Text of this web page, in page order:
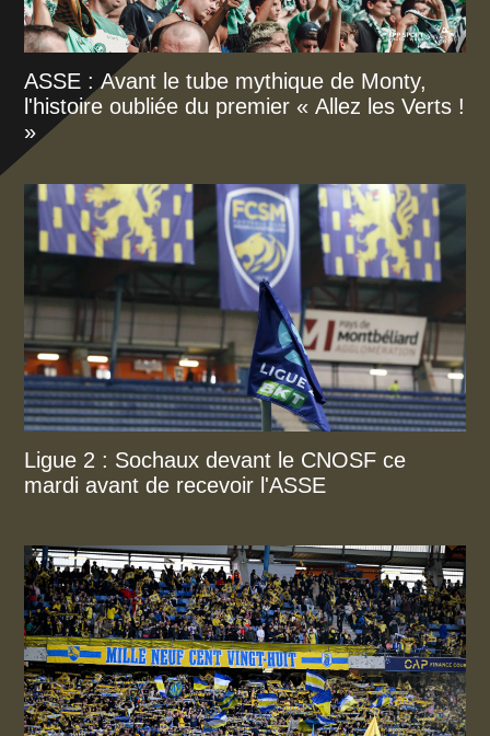
ASSE : Avant le tube mythique de Monty,
l'histoire oubliée du premier « Allez les Verts !
»
Ligue 2 : Sochaux devant le CNOSF ce
mardi avant de recevoir l'ASSE